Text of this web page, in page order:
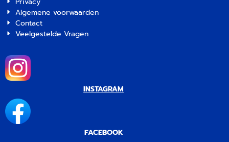
Algemene voorwaarden
Contact
Veelgestelde Vragen
INSTAGRAM
FACEBOOK